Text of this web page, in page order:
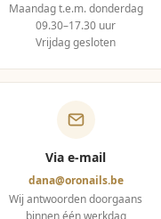
Maandag t.e.m. donderdag
09.30–17.30 uur
Vrijdag gesloten
Via e-mail
dana@oronails.be
Wij antwoorden doorgaans